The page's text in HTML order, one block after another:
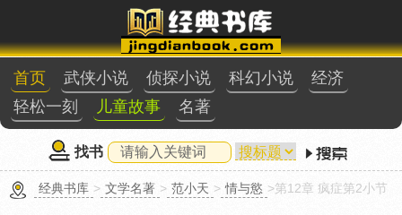
首页 武侠小说 侦探小说 科幻小说
经济
轻松一刻
儿童故事 名著
找书
经典书库 > 文学名著 > 范小天 > 情与慾 >第12章 疯症第2小节